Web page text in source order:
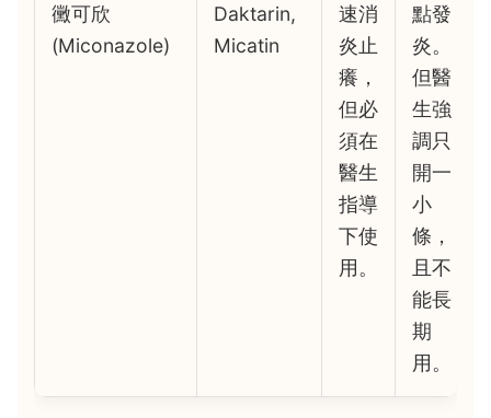
黴可欣
(Miconazole)
Daktarin,
Micatin
速消
炎止
癢，
但必
須在
醫生
指導
下使
用。
點發
炎。
但醫
生強
調只
開一
小
條，
且不
能長
期
用。